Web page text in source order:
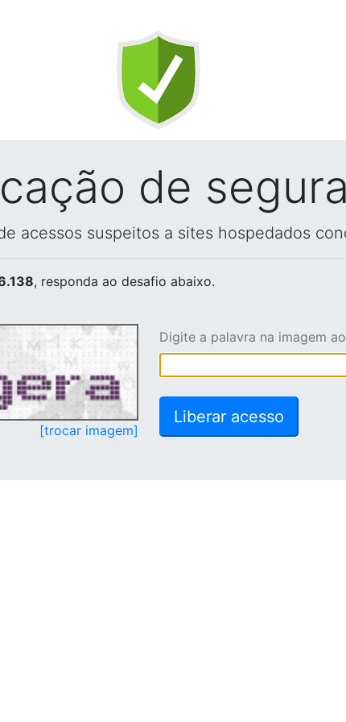
de
acessos suspeitos a sites hospedados
, responda ao desafio abaixo.
[trocar imagem]
Digite a palavra na imagem